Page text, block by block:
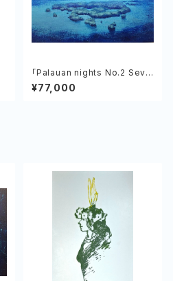
「Palauan nights No.2 Seve
nty Islands」植村友哉 キャン
バス、アクリル
¥77,000